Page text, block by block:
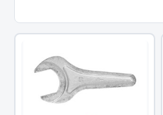
Весь раздел
Отопители салона,
Автономные воздушные